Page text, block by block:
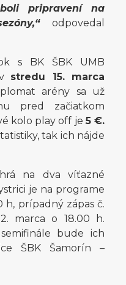
pripravení na
odpovedal
s BK ŠBK UMB
stredu 15. marca
arény sa už
pred začiatkom
kolo play off je 5 €.
tak ich nájde
na dva víťazné
je na programe
h, prípadný zápas č.
marca o 18.00 h.
bude ich
ŠBK Šamorín –